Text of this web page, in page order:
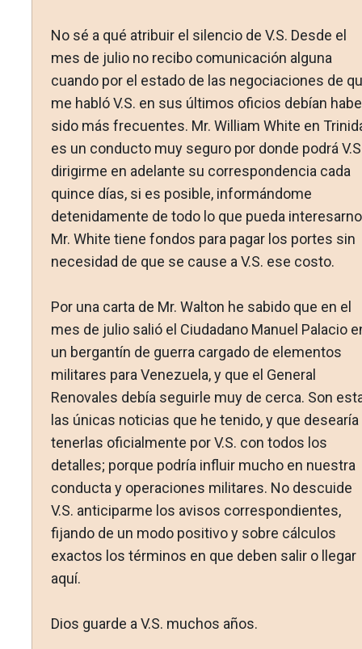
No sé a qué atribuir el silencio de V.S. Desde el
mes de julio no recibo comunicación alguna
cuando por el estado de las negociaciones de
me habló V.S. en sus últimos oficios de­bían
sido más frecuentes. Mr. William White en
es un conducto muy seguro por donde podrá
dirigir­me en adelante su correspondencia cada
quince días, si es po­sible, informándome
detenidamente de todo lo que pueda
Mr. White tiene fondos para pagar los portes sin
necesidad de que se cause a V.S. ese costo.
Por una carta de Mr. Walton he sabido que en el
mes de ju­lio salió el Ciudadano Manuel Palacio
un bergantín de gue­rra cargado de elementos
militares para Venezuela, y que el General
Renovales debía seguirle muy de cerca. Son
las únicas noticias que he tenido, y que desearía
tenerlas oficial­mente por V.S. con todos los
detalles; porque podría influir mucho en nuestra
conducta y operaciones militares. No descui­de
V.S. anticiparme los avisos correspondientes,
fijando de un modo positivo y sobre cálculos
exactos los términos en que de­ben salir o llegar
aquí.
Dios guarde a V.S. muchos años.